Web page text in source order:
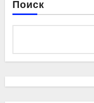
Поиск